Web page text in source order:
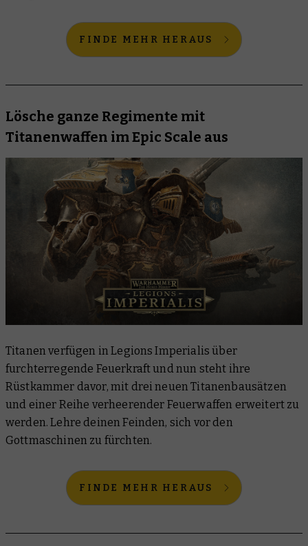
FINDE MEHR HERAUS
Lösche ganze Regimente mit
Titanenwaffen im Epic Scale aus
Titanen verfügen in Legions Imperialis über
furchterregende Feuerkraft und nun steht ihre
Rüstkammer davor, mit drei neuen Titanenbausätzen
und einer Reihe verheerender Feuerwaffen erweitert zu
werden. Lehre deinen Feinden, sich vor den
Gottmaschinen zu fürchten.
FINDE MEHR HERAUS